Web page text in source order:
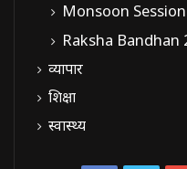
Monsoon
Raksha Bandhan
व्यापार
शिक्षा
स्वास्थ्य